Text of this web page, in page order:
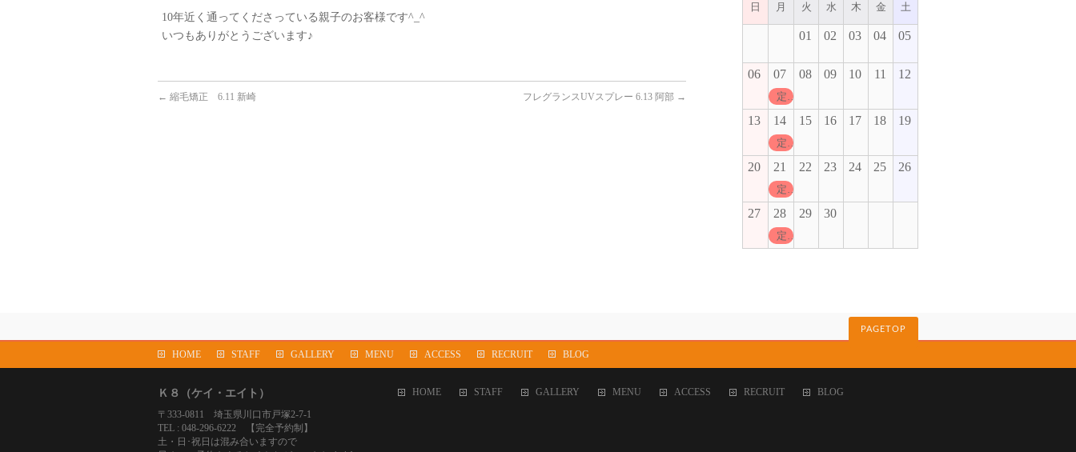
10年近く通ってくださっている親子のお客様です^_^
いつもありがとうございます♪
← 縮毛矯正 6.11 新崎 フレグランスUVスプレー 6.13 阿部 →
日 月 火 水 木 金 土
01 02 03 04 05
06 07
定休日
08 09 10 11 12
13 14
定休日
15 16 17 18 19
20 21
定休日
22 23 24 25 26
27 28
定休日
29 30
PAGETOP
HOME STAFF GALLERY MENU ACCESS RECRUIT BLOG
Ｋ８（ケイ・エイト）
〒333-0811 埼玉県川口市戸塚2-7-1
TEL : 048-296-6222 【完全予約制】
土・日･祝日は混み合いますので
HOME STAFF GALLERY MENU ACCESS RECRUIT BLOG